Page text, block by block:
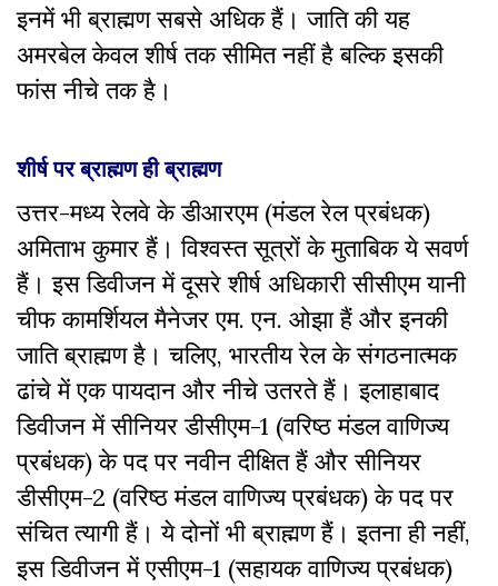
इनमें भी ब्राह्मण सबसे अधिक हैं। जाति की यह
अमरबेल केवल शीर्ष तक सीमित नहीं है बल्कि इसकी
फांस नीचे तक है।
शीर्ष पर ब्राह्मण ही ब्राह्मण
उत्तर-मध्य रेलवे के डीआरएम (मंडल रेल प्रबंधक)
अमिताभ कुमार हैं। विश्वस्त सूत्रों के मुताबिक ये सवर्ण
हैं। इस डिवीजन में दूसरे शीर्ष अधिकारी सीसीएम यानी
चीफ कामर्शियल मैनेजर एम. एन. ओझा हैं और इनकी
जाति ब्राह्मण है। चलिए, भारतीय रेल के संगठनात्मक
ढांचे में एक पायदान और नीचे उतरते हैं। इलाहाबाद
डिवीजन में सीनियर डीसीएम-1 (वरिष्ठ मंडल वाणिज्य
प्रबंधक) के पद पर नवीन दीक्षित हैं और सीनियर
डीसीएम-2 (वरिष्ठ मंडल वाणिज्य प्रबंधक) के पद पर
संचित त्यागी हैं। ये दोनों भी ब्राह्मण हैं। इतना ही नहीं,
इस डिवीजन में एसीएम-1 (सहायक वाणिज्य प्रबंधक)